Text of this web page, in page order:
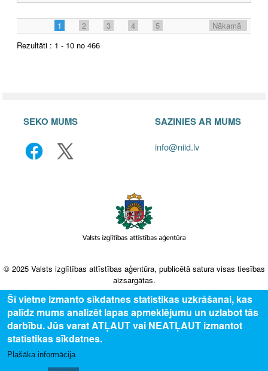
1 2 3 4 5
Nākamā
Rezultāti : 1 - 10 no 466
SEKO MUMS SAZINIES AR MUMS
info@niid.lv
© 2025 Valsts izglītības attīstības aģentūra, publicētā satura visas tiesības
aizsargātas.
Šī vietne izmanto sīkdatnes statistikas uzkrāšanai, kas
palīdz mums analizēt lapas apmeklējumu un uzlabot tās
darbību. Jūs varat ATĻAUT vai NEATĻAUT izmantot
statistikas sīkdatnes.
Plašāka informācija